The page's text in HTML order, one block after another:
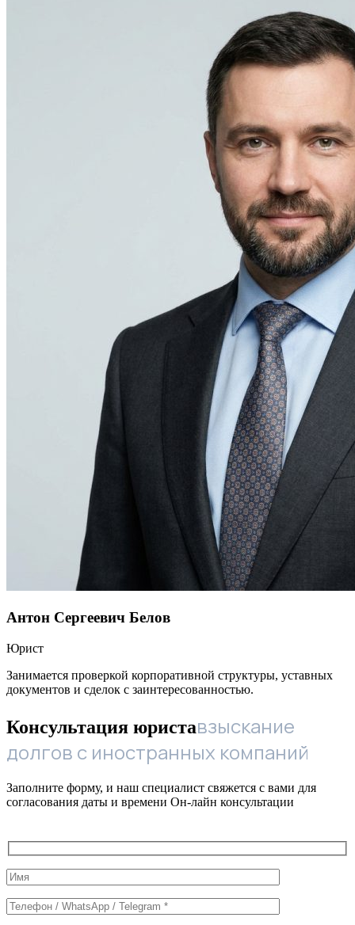
Антон Сергеевич Белов
Юрист
Занимается проверкой корпоративной структуры, уставных
документов и сделок с заинтересованностью.
Консультация юриставзыскание
долгов с иностранных компаний
Заполните форму, и наш специалист свяжется с вами для
согласования даты и времени Он-лайн консультации
Служебные
поля
формы